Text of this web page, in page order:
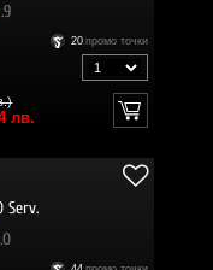
20 промо точки
лв.
Serv.